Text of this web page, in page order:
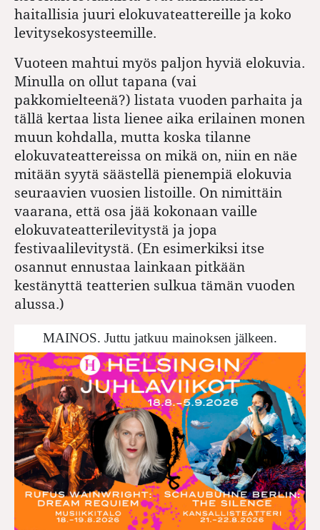
haitallisia juuri elokuvateattereille ja koko
levitysekosysteemille.
Vuoteen mahtui myös paljon hyviä elokuvia.
Minulla on ollut tapana (vai
pakkomielteenä?) listata vuoden parhaita ja
tällä kertaa lista lienee aika erilainen monen
muun kohdalla, mutta koska tilanne
elokuvateattereissa on mikä on, niin en näe
mitään syytä säästellä pienempiä elokuvia
seuraavien vuosien listoille. On nimittäin
vaarana, että osa jää kokonaan vaille
elokuvateatterilevitystä ja jopa
festivaalilevitystä. (En esimerkiksi itse
osannut ennustaa lainkaan pitkään
kestänyttä teatterien sulkua tämän vuoden
alussa.)
MAINOS. Juttu jatkuu mainoksen jälkeen.